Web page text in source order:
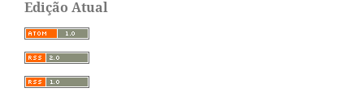
Edição Atual